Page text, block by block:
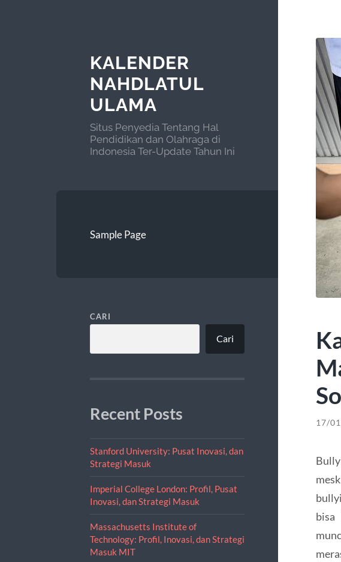
KALENDER
NAHDLATUL
ULAMA
Situs Penyedia Tentang Hal
Pendidikan dan Olahraga di
Indonesia Ter-Update Tahun Ini
Sample Page
CARI
Cari
Recent Posts
Stanford University: Pusat Inovasi, dan
Strategi Masuk
Imperial College London: Profil, Pusat
Inovasi, dan Strategi Masuk
Massachusetts Institute of
Technology: Profil, Inovasi, dan Strategi
Masuk MIT
17/
bisa